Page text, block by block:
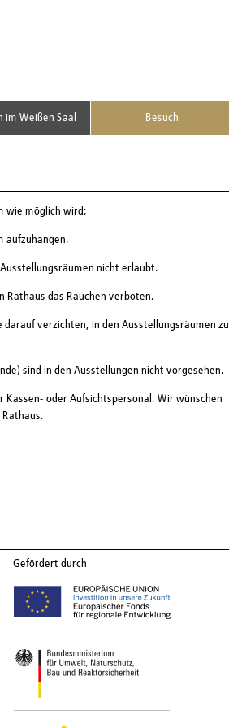
im Weißen Saal Besuch
wie möglich wird:
aufzuhängen.
nicht erlaubt.
Rathaus das Rauchen verboten.
darauf verzichten, in den Ausstellungsräumen zu
sind in den Ausstellungen nicht vorgesehen.
Kassen- oder Aufsichtspersonal. Wir wünschen
Gefördert durch